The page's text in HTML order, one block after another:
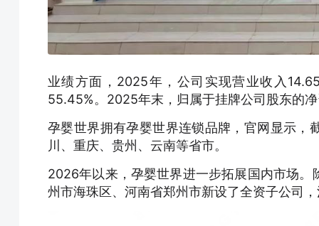
业绩方面，2025年，公司实现营业收入
55.45%。2025年末，归属于挂牌公司股东的
孕婴世界拥有孕婴世界连锁品牌，官网显示
川、重庆、贵州、云南等省市。
2026年以来，孕婴世界进一步拓展国内市场
州市海珠区、河南省郑州市新设了全资子公司